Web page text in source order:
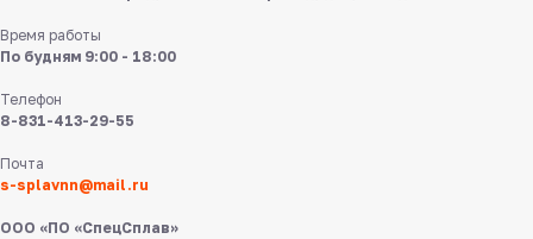
Время работы
По будням 9:00 - 18:00
Телефон
8-831-413-29-55
Почта
s-splavnn@mail.ru
ООО «ПО «СпецСплав»
Нижний Новгород,
ул Федосеенко, 57